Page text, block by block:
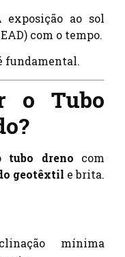
exposição ao sol
com o tempo.
fundamental.
o Tubo
tubo dreno com
geotêxtil e brita.
mínima